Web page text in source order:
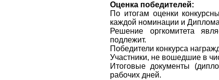
Оценка победителей:
По итогам оценки
каждой номинации и
Решение оргкомитета
подлежит.
Победители конкурса
Участники, не вошедшие в
Итоговые документы
рабочих дней.